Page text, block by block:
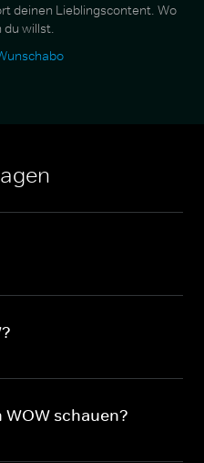
deinen Lieblingscontent. Wo
du willst.
schauen?